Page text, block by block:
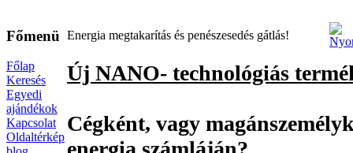
Főmenü
Főlap
Keresés
Egyedi
ajándékok
Kapcsolat
Oldaltérkép
Energia megtakarítás és penészesedés gátlás!
Új NANO- technológiás
Cégként, vagy